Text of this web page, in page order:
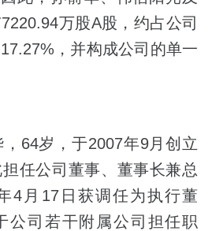
万股A股，约占公司
，并构成公司的单一
64岁，于2007年9月创立
任公司董事、董事长兼总
4月17日获调任为执行董
公司若干附属公司担任职